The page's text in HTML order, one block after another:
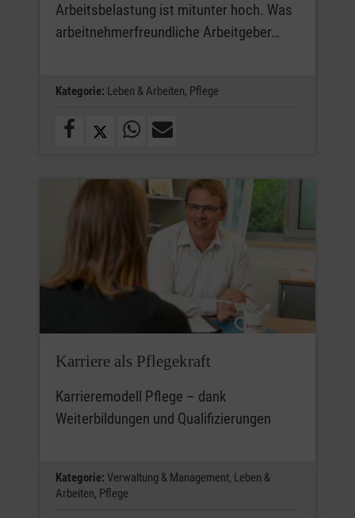
Arbeitsbelastung ist mitunter hoch. Was
arbeitnehmerfreundliche Arbeitgeber…
Kategorie: Leben & Arbeiten, Pflege
Karriere als Pflegekraft
Karrieremodell Pflege – dank
Weiterbildungen und Qualifizierungen
Kategorie: Verwaltung & Management, Leben &
Arbeiten, Pflege